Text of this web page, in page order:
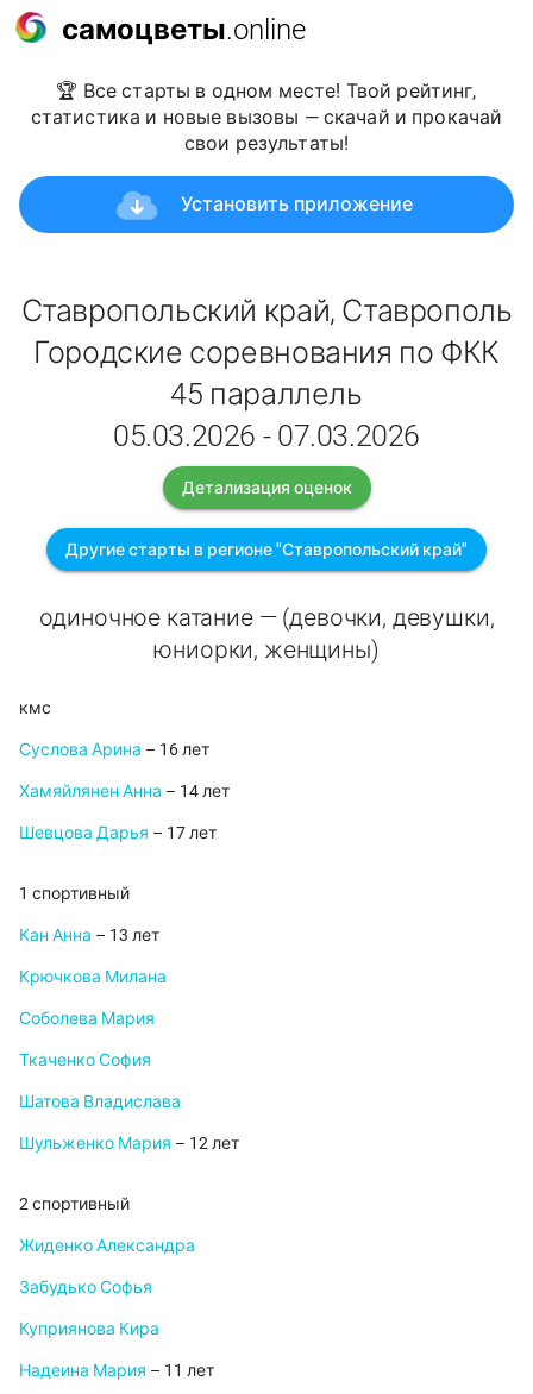
самоцветы.online
🏆 Все старты в одном месте! Твой рейтинг,
статистика и новые вызовы — скачай и прокачай
свои результаты!
Установить приложение
Ставропольский край, Ставрополь
Городские соревнования по ФКК
45 параллель
05.03.2026 - 07.03.2026
Детализация оценок
Другие старты в регионе "Ставропольский край"
одиночное катание — (девочки, девушки,
юниорки, женщины)
кмс
Суслова Арина – 16 лет
Хамяйлянен Анна – 14 лет
Шевцова Дарья – 17 лет
1 спортивный
Кан Анна – 13 лет
Крючкова Милана
Соболева Мария
Ткаченко София
Шатова Владислава
Шульженко Мария – 12 лет
2 спортивный
Жиденко Александра
Забудько Софья
Куприянова Кира
Надеина Мария – 11 лет